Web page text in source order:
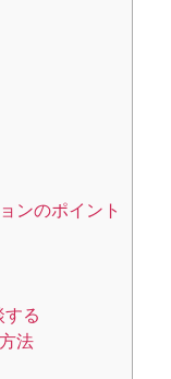
ンのポイント
る
法